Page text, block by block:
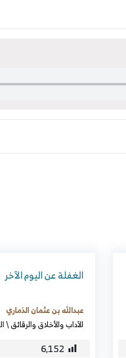
الغفلة عن اليوم الآخر
عبدالله بن عثمان الذماري
الآداب والأخلاق والرقائق\
6٬152